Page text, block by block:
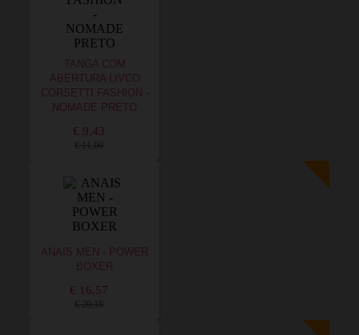
TANGA COM
ABERTURA LIVCO
CORSETTI FASHION -
NOMADE PRETO
€ 9,43
€ 11,00
ANAIS MEN - POWER
BOXER
€ 16,57
€ 20,16